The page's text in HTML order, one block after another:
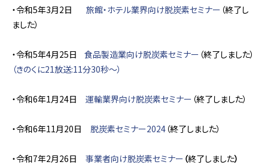
・令和5年3月2日 旅館・ホテル業界向け脱炭素セミナー （終了し
ました）
・令和5年4月25日 食品製造業向け脱炭素セミナー （終了しました）
（きのくに21放送:11分30秒～）
・令和6年1月24日 運輸業界向け脱炭素セミナー （終了しました）
・令和6年11月20日 脱炭素セミナー2024 （終了しました）
・令和7年2月26日 事業者向け脱炭素セミナー （終了しました）